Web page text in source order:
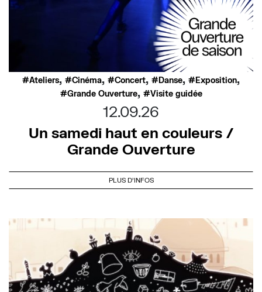
Ateliers, Cinéma, Concert, Danse, Exposition,
Grande Ouverture, Visite guidée
12.09.26
Un samedi haut en couleurs /
Grande Ouverture
PLUS D'INFOS